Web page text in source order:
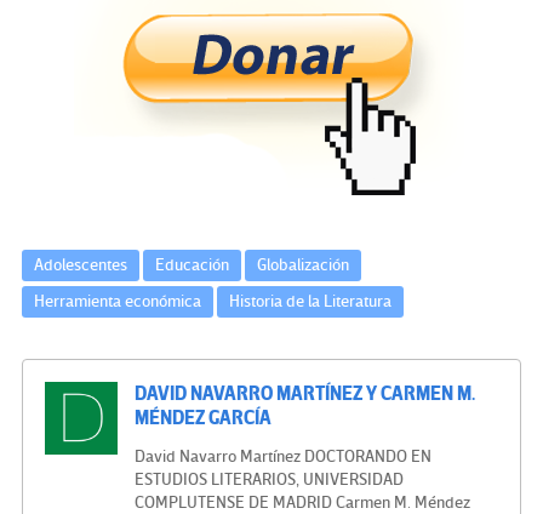
tt
er
gr
a
m
ke
dI
n
ail m
p
ar
tir
Adolescentes Educación
Globalización
Herramienta económica
Historia de la Literatura
DAVID NAVARRO MARTÍNEZ Y CARMEN M.
MÉNDEZ GARCÍA
David Navarro Martínez DOCTORANDO EN
ESTUDIOS LITERARIOS, UNIVERSIDAD
COMPLUTENSE DE MADRID Carmen M. Méndez